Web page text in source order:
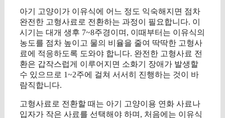
아기 고양이가 이유식에 어느 정도 익숙해지면 점차
완전한 고형사료로 전환하는 과정이 필요합니다. 이
시기는 대개 생후 7~8주경이며, 이때부터는 이유식의
농도를 점차 높이고 물의 비율을 줄여 딱딱한 고형사
료에 적응하도록 도와야 합니다. 완전한 고형사료 전
환은 갑작스럽게 이루어지면 소화기 장애가 발생할
수 있으므로 1~2주에 걸쳐 서서히 진행하는 것이 바
람직합니다.
고형사료로 전환할 때는 아기 고양이용 연화 사료나
입자가 작은 사료를 선택해야 하며, 처음에는 이유식